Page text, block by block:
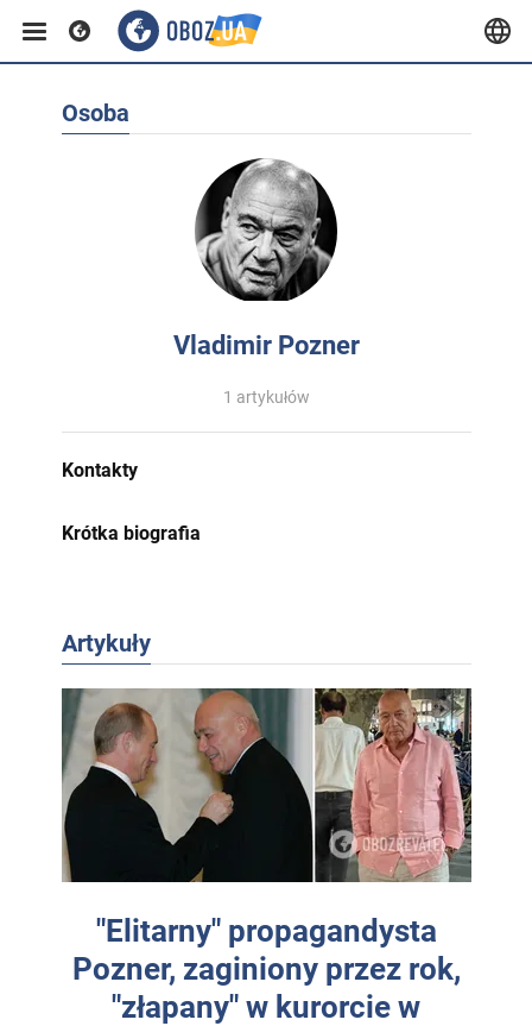
Osoba
Vladimir Pozner
1 artykułów
Kontakty
Krótka biografia
Artykuły
"Elitarny" propagandysta
Pozner, zaginiony przez rok,
"złapany" w kurorcie w